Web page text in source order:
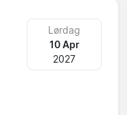
Lørdag
10 Apr
2027